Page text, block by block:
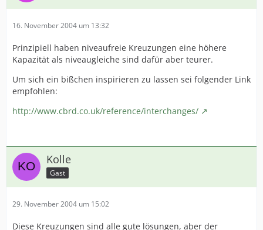
16. November 2004 um 13:32
Prinzipiell haben niveaufreie Kreuzungen eine höhere
Kapazität als niveaugleiche sind dafür aber teurer.
Um sich ein bißchen inspirieren zu lassen sei folgender Link
empfohlen:
http://www.cbrd.co.uk/reference/interchanges/
Kolle
Gast
29. November 2004 um 15:02
Diese Kreuzungen sind alle gute lösungen, aber der